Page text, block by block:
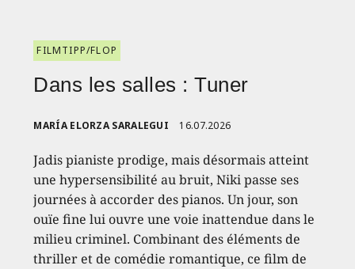
FILMTIPP/FLOP
Dans les salles : Tuner
MARÍA ELORZA SARALEGUI 16.07.2026
Jadis pianiste prodige, mais désormais atteint
une hypersensibilité au bruit, Niki passe ses
journées à accorder des pianos. Un jour, son
ouïe fine lui ouvre une voie inattendue dans le
milieu criminel. Combinant des éléments de
thriller et de comédie romantique, ce film de